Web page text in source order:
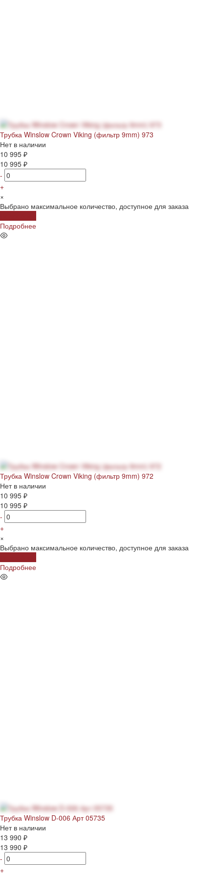
Трубка Winslow Crown Viking (фильтр 9mm) 973
Нет в наличии
10 995 ₽
10 995 ₽
-
+
×
Выбрано максимальное количество, доступное для заказа
Подробнее
Трубка Winslow Crown Viking (фильтр 9mm) 972
Нет в наличии
10 995 ₽
10 995 ₽
-
+
×
Выбрано максимальное количество, доступное для заказа
Подробнее
Трубка Winslow D-006 Арт 05735
Нет в наличии
13 990 ₽
13 990 ₽
-
+